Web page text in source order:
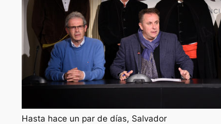
Hasta hace un par de días, Salvador